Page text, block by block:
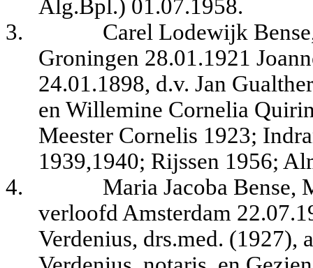
Alg.Bpl.) 01.07.1958.
3.
Carel Lodewijk
Groningen 28.01.1921
24.01.1898, d.v. Jan
en Willemine Cornelia
Meester Cornelis 1923;
1939,1940; Rijssen 1956;
4.
Maria Jacoba Bense,
verloofd Amsterdam
Verdenius, drs.med. (1927),